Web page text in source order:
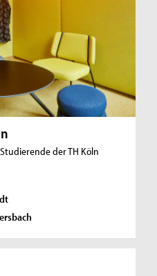
der TH Köln